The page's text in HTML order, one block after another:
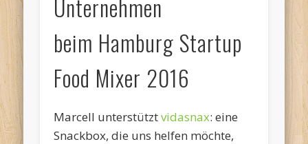
Unternehmen
beim Hamburg Startup
Food Mixer 2016
Marcell unterstütztvidasnax: eine
Snackbox, die uns helfen möchte,